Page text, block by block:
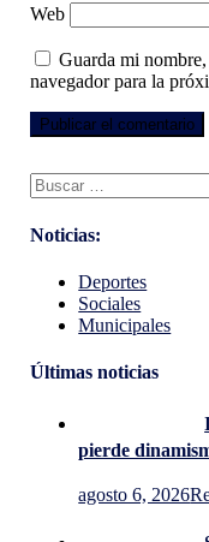
Web
Guarda mi
navegador para la
Buscar:
Noticias:
Deportes
Sociales
Municipales
Últimas noticias
pierde
agosto 6, 2026